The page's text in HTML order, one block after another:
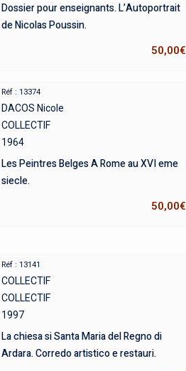
Dossier pour enseignants. L’Autoportrait
de Nicolas Poussin.
50,00€
Réf : 13374
DACOS Nicole
COLLECTIF
1964
Les Peintres Belges A Rome au XVI eme
siecle.
50,00€
Réf : 13141
COLLECTIF
COLLECTIF
1997
La chiesa si Santa Maria del Regno di
Ardara. Corredo artistico e restauri.